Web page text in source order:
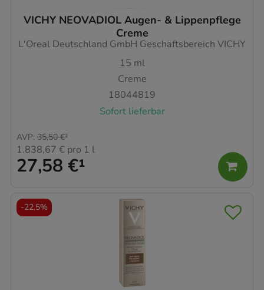
VICHY NEOVADIOL Augen- & Lippenpflege
Creme
L'Oreal Deutschland GmbH Geschäftsbereich VICHY
15 ml
Creme
18044819
Sofort lieferbar
27,58 €¹
AVP: 35,50 €²
1.838,67 € pro 1 l
-22,5%